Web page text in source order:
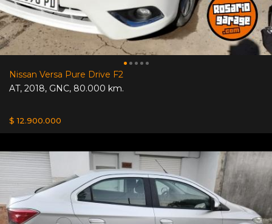
Nissan Versa Pure Drive F2
AT, 2018, GNC, 80.000 km.
$ 12.900.000